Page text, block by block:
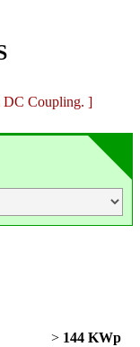
DC Coupling. ]
> 144 KWp